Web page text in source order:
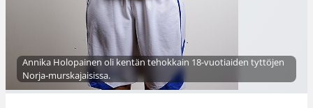
Annika Holopainen oli kentän tehokkain 18-vuotiaiden tyttöjen
Norja-murskajaisissa.